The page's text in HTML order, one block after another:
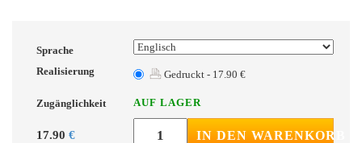
Sprache
Realisierung
Gedruckt - 17.90 €
Zugänglichkeit AUF LAGER
17.90 € IN DEN WARENKORB